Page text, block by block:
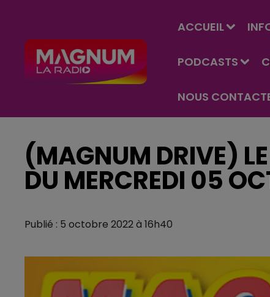
ACCUEIL
PODCASTS
NOUS
(MAGNUM DRIVE)
DU MERCREDI 05
Publié : 5 octobre 2022 à 16h40